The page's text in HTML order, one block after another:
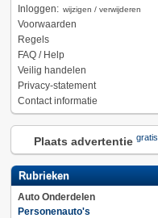
Inloggen: wijzigen / verwijderen
Voorwaarden
Regels
FAQ / Help
Veilig handelen
Privacy-statement
Contact informatie
Plaats advertentie gratis
Rubrieken
Auto Onderdelen
Personenauto's